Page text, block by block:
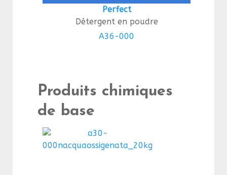
Perfect
Détergent en poudre
A36-000
Produits chimiques
de base